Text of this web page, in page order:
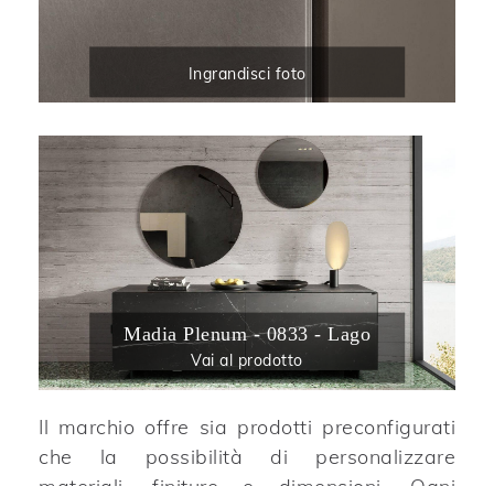
Ingrandisci foto
Madia Plenum - 0833 - Lago
Vai al prodotto
Il marchio offre sia prodotti preconfigurati
che la possibilità di personalizzare